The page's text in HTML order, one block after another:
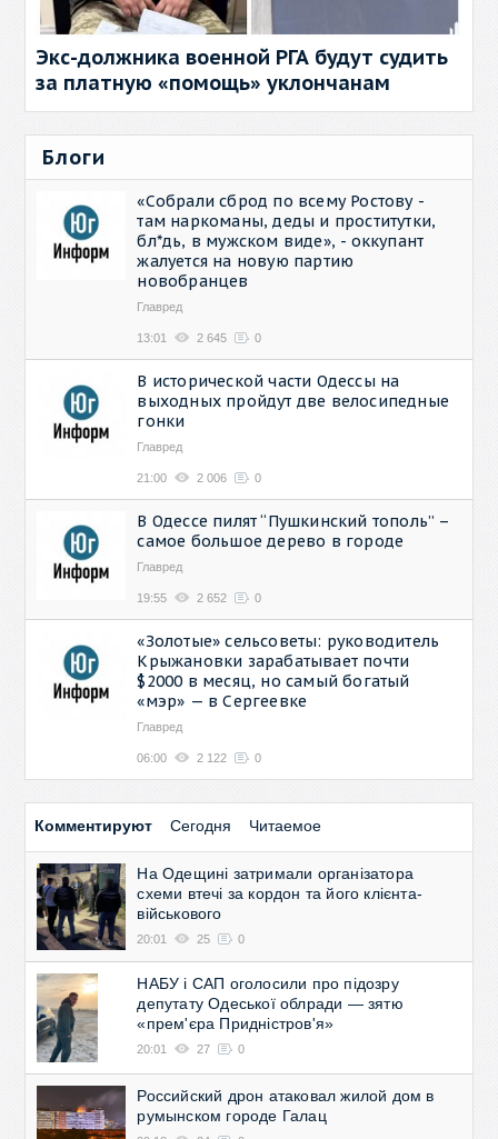
Экс-должника военной РГА будут судить
за платную «помощь» уклончанам
Блоги
«Собрали сброд по всему Ростову -
там наркоманы, деды и проститутки,
бл*дь, в мужском виде», - оккупант
жалуется на новую партию
новобранцев
Главред
13:01 2 645 0
В исторической части Одессы на
выходных пройдут две велосипедные
гонки
Главред
21:00 2 006 0
В Одессе пилят “Пушкинский тополь” –
самое большое дерево в городе
Главред
19:55 2 652 0
«Золотые» сельсоветы: руководитель
Крыжановки зарабатывает почти
$2000 в месяц, но самый богатый
«мэр» — в Сергеевке
Главред
06:00 2 122 0
Комментируют Сегодня Читаемое
На Одещині затримали організатора
схеми втечі за кордон та його клієнта-
військового
20:01 25 0
НАБУ і САП оголосили про підозру
депутату Одеської облради — зятю
«прем'єра Придністров'я»
20:01 27 0
Российский дрон атаковал жилой дом в
румынском городе Галац